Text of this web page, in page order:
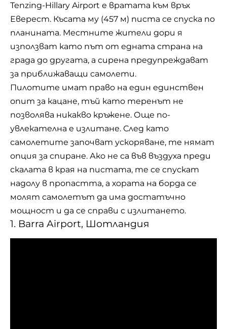
Tenzing-Hillary Airport е вратата към връх
Еверест. Късата му (457 м) писта се спуска по
планината. Местните жители дори я
използват като път от едната страна на
града до другата, а сирена предупреждават
за приближаващи самолети.
Пилотите имат право на един единствен
опит за кацане, тъй като теренът не
позволява никакво кръжене. Още по-
увлекателна е излитане. След като
самолетите започват ускоряване, те нямат
опция за спиране. Ако не са във въздуха преди
скалата в края на пистата, те се спускат
надолу в пропастта, а хората на борда се
молят самолетът да има достатъчно
мощност и да се справи с излитането.
1. Barra Airport, Шотландия